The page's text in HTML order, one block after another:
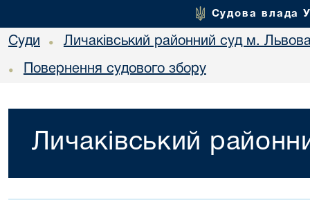
Судова влада
Суди • Личаківський районний суд м.
• Повернення судового збору
Личаківський